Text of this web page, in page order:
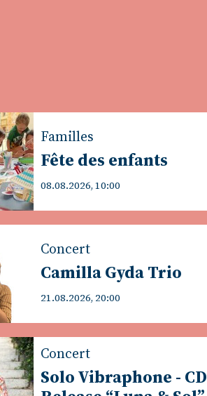
Familles
Fête des enfants
08.08.2026, 10:00
Concert
Camilla Gyda Trio
21.08.2026, 20:00
Concert
Solo Vibraphone - CD